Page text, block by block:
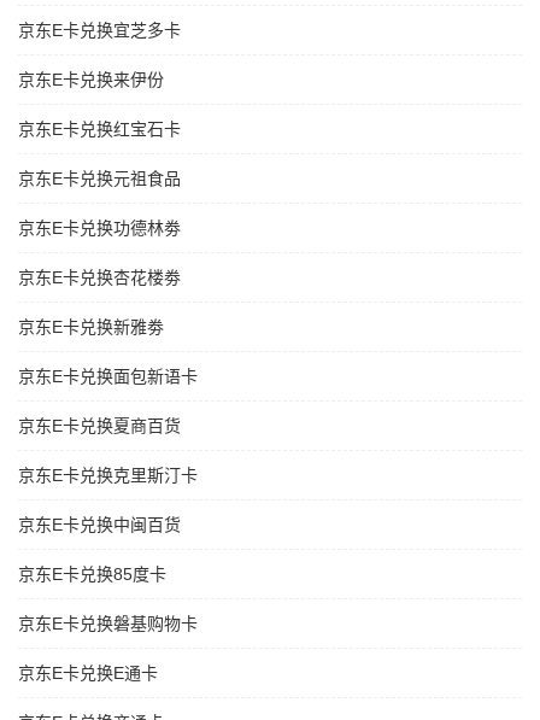
京东E卡兑换宜芝多卡
京东E卡兑换来伊份
京东E卡兑换红宝石卡
京东E卡兑换元祖食品
京东E卡兑换功德林劵
京东E卡兑换杏花楼劵
京东E卡兑换新雅劵
京东E卡兑换面包新语卡
京东E卡兑换夏商百货
京东E卡兑换克里斯汀卡
京东E卡兑换中闽百货
京东E卡兑换85度卡
京东E卡兑换磐基购物卡
京东E卡兑换E通卡